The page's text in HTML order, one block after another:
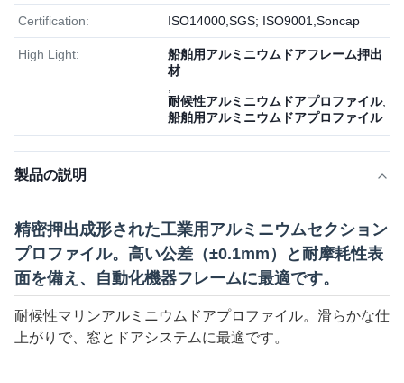
Certification: ISO14000,SGS; ISO9001,Soncap
High Light:
船舶用アルミニウムドアフレーム押出
材
耐候性アルミニウムドアプロファイル,
船舶用アルミニウムドアプロファイル
製品の説明
精密押出成形された工業用アルミニウムセクション
プロファイル。高い公差（±0.1mm）と耐摩耗性表
面を備え、自動化機器フレームに最適です。
耐候性マリンアルミニウムドアプロファイル。滑らかな仕
上がりで、窓とドアシステムに最適です。